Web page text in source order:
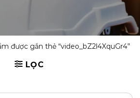
được gắn thẻ “video_bZ2l4XquGr4”
LỌC